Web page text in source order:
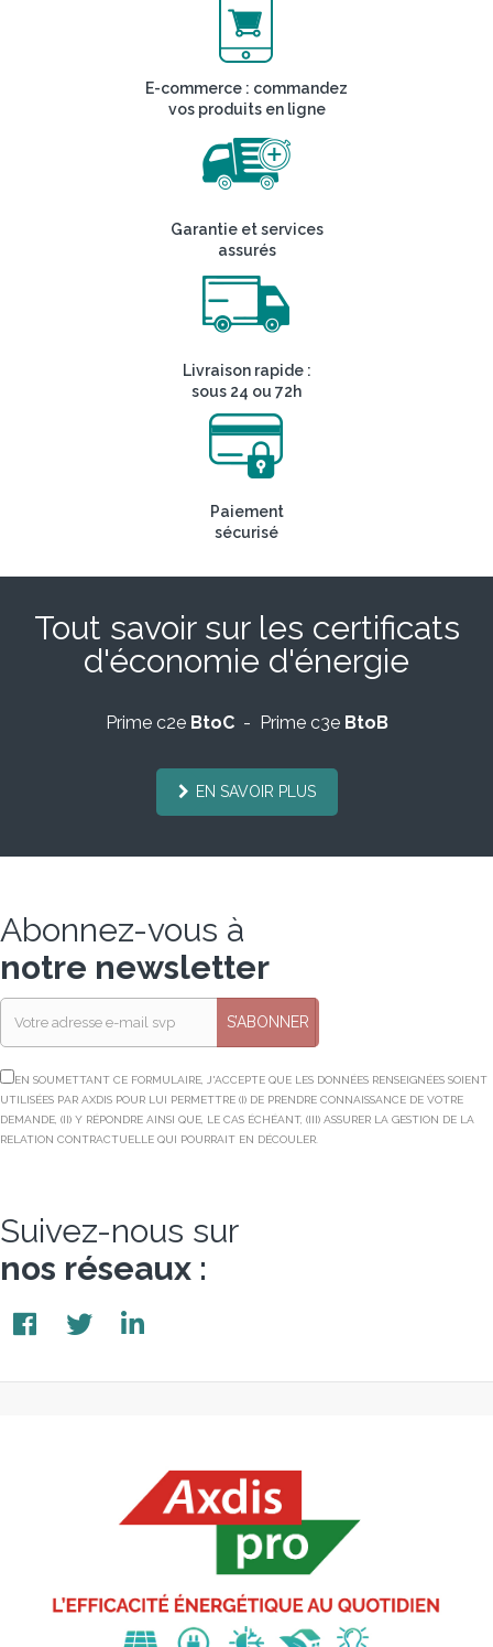
E-commerce : commandez
vos produits en ligne
Garantie et services
assurés
Livraison rapide :
sous 24 ou 72h
Paiement
sécurisé
Tout savoir sur les certificats
d'économie d'énergie
Prime c2e BtoC- Prime c3e BtoB
EN SAVOIR PLUS
Abonnez-vous à
notre newsletter
S’ABONNER
EN SOUMETTANT CE FORMULAIRE, J'ACCEPTE QUE LES DONNÉES RENSEIGNÉES SOIENT
UTILISÉES PAR AXDIS POUR LUI PERMETTRE (I) DE PRENDRE CONNAISSANCE DE VOTRE
DEMANDE, (II) Y RÉPONDRE AINSI QUE, LE CAS ÉCHÉANT, (III) ASSURER LA GESTION DE LA
RELATION CONTRACTUELLE QUI POURRAIT EN DÉCOULER.
Suivez-nous sur
nos réseaux :